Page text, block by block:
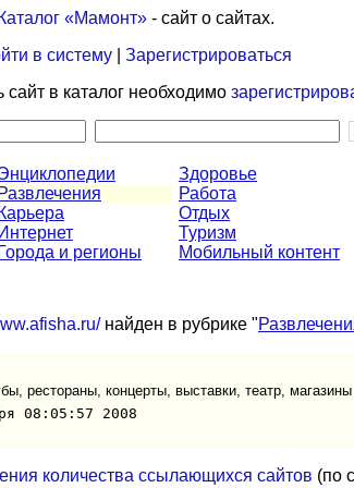
Каталог «Мамонт»- сайт о сайтах.
в систему| Зарегистрироваться
в каталог необходимо
Развлечения
Карьера
Интернет
Города и регионы
Здоровье
Работа
Отдых
Туризм
Мобильный контент
найден в рубрике "
рестораны, концерты, выставки, театр, магазины
08:05:57 2008
количества ссылающихся сайтов (по